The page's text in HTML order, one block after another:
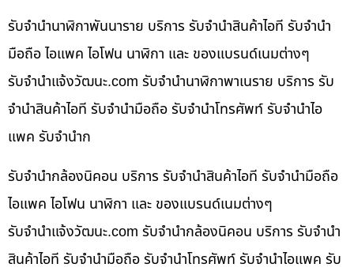
รับจำนำนาฬิกาพันนาราย บริการ รับจำนำสินค้าไอที รับจำนำ
มือถือ ไอแพค ไอโฟน นาฬิกา และ ของแบรนด์เนมต่างๆ
รับจํานําแจ้งวัฒนะ.com รับจำนำนาฬิกาพาเนราย บริการ รับ
จำนำสินค้าไอที รับจำนำมือถือ รับจำนำโทรศัพท์ รับจำนำไอ
แพค รับจำนำก
รับจำนำกล้องนิคอน บริการ รับจำนำสินค้าไอที รับจำนำมือถือ
ไอแพค ไอโฟน นาฬิกา และ ของแบรนด์เนมต่างๆ
รับจํานําแจ้งวัฒนะ.com รับจำนำกล้องนิคอน บริการ รับจำนำ
สินค้าไอที รับจำนำมือถือ รับจำนำโทรศัพท์ รับจำนำไอแพค รับ